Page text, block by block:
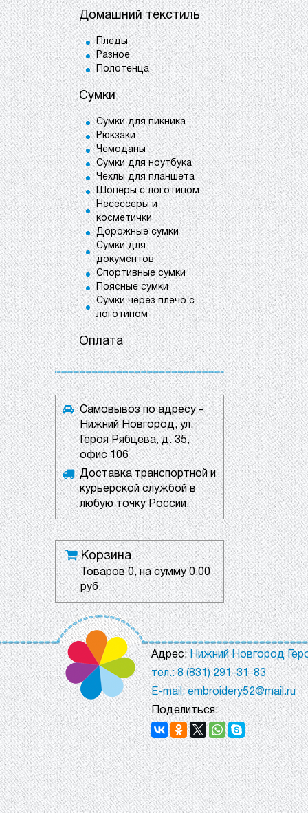
Домашний текстиль
Пледы
Разное
Полотенца
Сумки
Сумки для пикника
Рюкзаки
Чемоданы
Сумки для ноутбука
Чехлы для планшета
Шоперы с логотипом
Несессеры и
косметички
Дорожные сумки
Сумки для
документов
Спортивные сумки
Поясные сумки
Сумки через плечо с
логотипом
Оплата
Самовывоз по адресу -
Нижний Новгород, ул.
Героя Рябцева, д. 35,
офис 106
Доставка транспортной и
курьерской службой в
любую точку России.
Корзина
Товаров0, на сумму0.00
руб.
Адрес:Нижний Новгород
тел.: 8 (831) 291-31-83
E-mail: embroidery52@mail.ru
Поделиться: